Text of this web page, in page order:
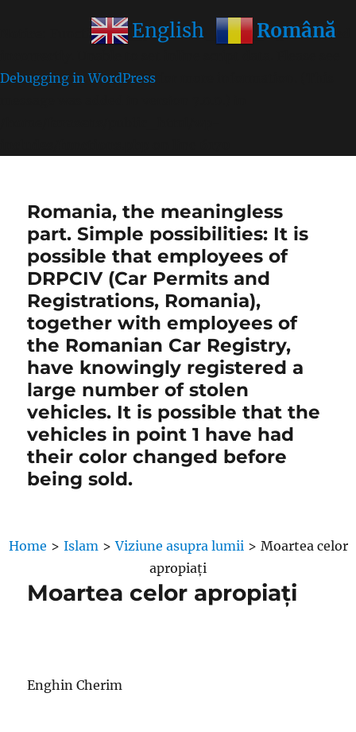
: Function wp_get_inline_script_tag was called
Debugging in WordPress
Romania, the meaningless
part. Simple possibilities: It is
possible that employees of
DRPCIV (Car Permits and
Registrations, Romania),
together with employees of
the Romanian Car Registry,
have knowingly registered a
large number of stolen
vehicles. It is possible that the
vehicles in point 1 have had
their color changed before
being sold.
Home > Islam > Viziune asupra lumii > Moartea celor
apropiați
Moartea celor apropiați
Enghin Cherim
English Română